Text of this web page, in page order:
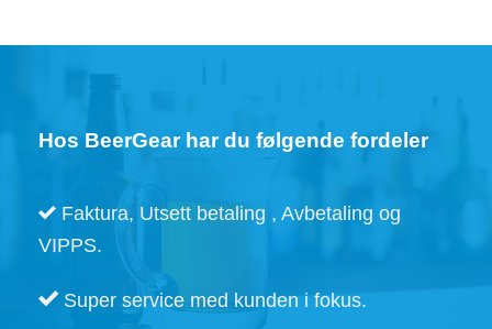
kan
Hos BeerGear har du følgende fordeler
Faktura, Utsett betaling , Avbetaling og
VIPPS.
Super service med kunden i fokus.